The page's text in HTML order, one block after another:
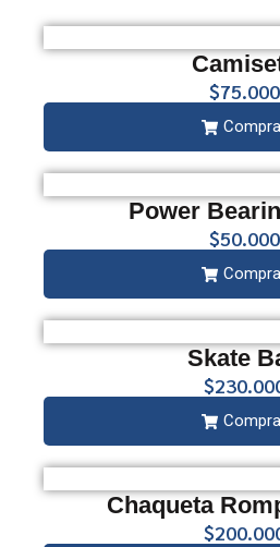
$75.000
Power
$50.000
Skate
Chaqueta